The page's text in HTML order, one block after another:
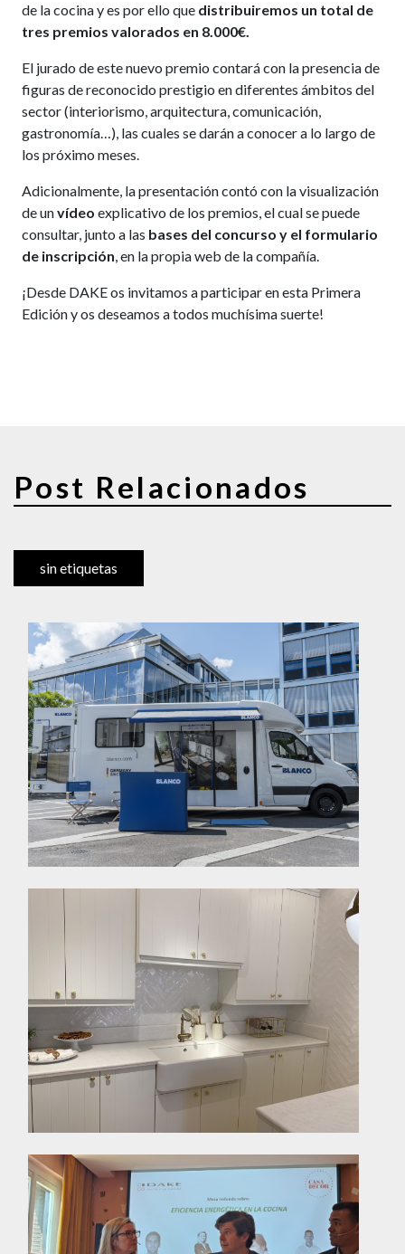
de la cocina y es por ello que distribuiremos un total de
tres premios valorados en 8.000€.
El jurado de este nuevo premio contará con la presencia de
figuras de reconocido prestigio en diferentes ámbitos del
sector (interiorismo, arquitectura, comunicación,
gastronomía…), las cuales se darán a conocer a lo largo de
los próximo meses.
Adicionalmente, la presentación contó con la visualización
de unvídeo explicativo de los premios, el cual se puede
consultar, junto a las bases del concurso y el formulario
de inscripción, en la propia web de la compañía.
¡Desde DAKE os invitamos a participar en esta Primera
Edición y os deseamos a todos muchísima suerte!
Post Relacionados
sin etiquetas